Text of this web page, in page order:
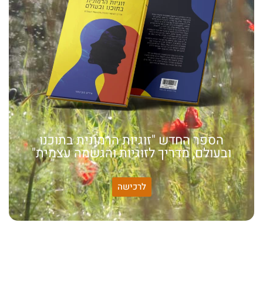
הספר החדש "זוגיות הרמונית בתוכנו
ובעולם, מדריך לזוגיות והגשמה עצמית"
לרכישה